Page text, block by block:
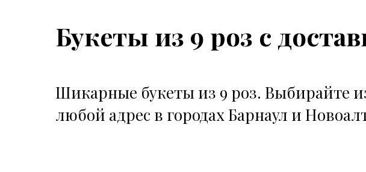
Букеты из 9 роз с
Шикарные букеты из 9 роз. Выбирайте
любой адрес в городах Барнаул и